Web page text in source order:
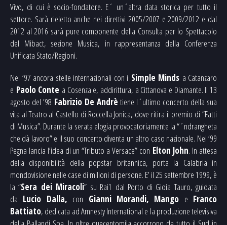
Vivo, di cui è socio-fondatore. E´ un´altra data storica per tutto il
settore. Sarà rieletto anche nei direttivi 2005/2007 e 2009/2012 e dal
2012 al 2016 sarà pure componente della Consulta per lo Spettacolo
del Mibact, sezione Musica, in rappresentanza della Conferenza
Unificata Stato/Regioni.
Nel ’97 ancora stelle internazionali con i Simple Minds a Catanzaro
e Paolo Conte a Cosenza e, addirittura, a Cittanova e Diamante. Il 13
agosto del ’98 Fabrizio De Andrè tiene l´ultimo concerto della sua
vita al Teatro al Castello di Roccella Jonica, dove ritira il premio di “Fatti
di Musica”. Durante la serata elogia provocatoriamente la “´ndrangheta
che dà lavoro” e il suo concerto diventa un altro caso nazionale. Nel ’99
Pegna lancia l’idea di un “Tributo a Versace” con Elton John. In attesa
della disponibilità della popstar britannica, porta la Calabria in
mondovisione nelle case di milioni di persone. E’ il 25 settembre 1999, è
la “Sera dei Miracoli” su Rai1 dal Porto di Gioia Tauro, guidata
da Lucio Dalla, con Gianni Morandi, Mango e Franco
Battiato, dedicata ad Amnesty International e la produzione televisiva